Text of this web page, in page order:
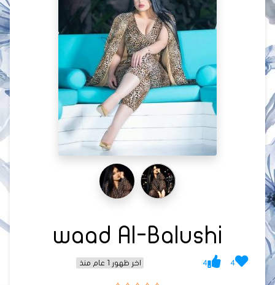
waad Al-Balushi
4
4 اخر ظهور 1 عام منذ